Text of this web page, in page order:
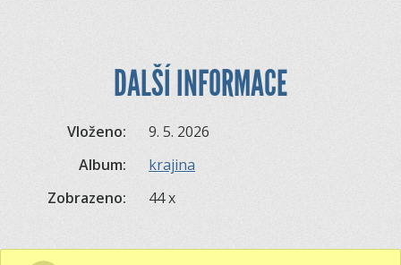
DALŠÍ INFORMACE
Vloženo:
9. 5. 2026
Album:
krajina
Zobrazeno:
44 x